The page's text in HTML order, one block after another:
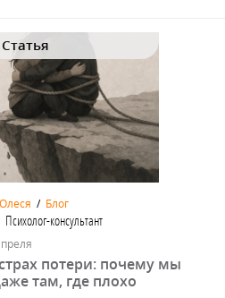
Статья
/ Блог
консультант
потери: почему мы
там, где плохо